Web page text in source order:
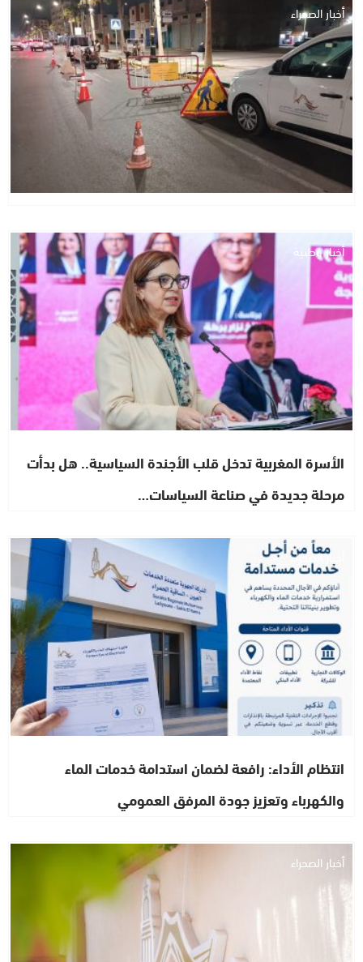
أخبار الصحراء
أخبار وطنية
الأسرة المغربية تدخل قلب الأجندة السياسية.. هل بدأت
مرحلة جديدة في صناعة السياسات…
أخبار الصحراء
انتظام الأداء: رافعة لضمان استدامة خدمات الماء
والكهرباء وتعزيز جودة المرفق العمومي
أخبار الصحراء